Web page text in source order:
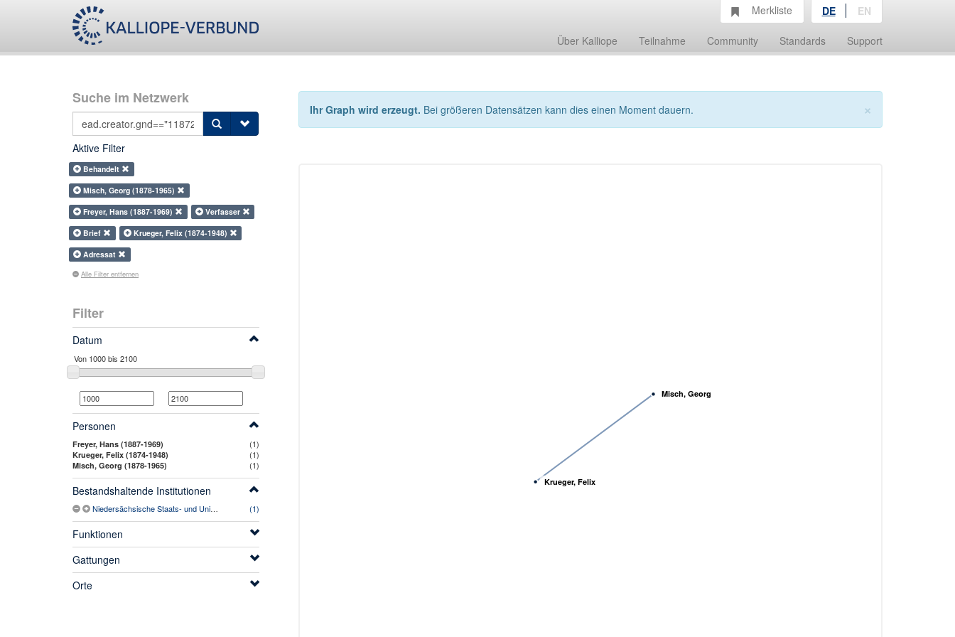
Über Kalliope Teilnahme Community Standards Support
Merkliste DE EN
Suche im Netzwerk
Aktive Filter
Behandelt
Misch, Georg (1878-1965)
Freyer, Hans (1887-1969)
Verfasser
Brief
Krueger, Felix (1874-1948)
Adressat
Alle Filter entfernen
Filter
Datum
Personen
Freyer, Hans (1887-1969) (1)
Krueger, Felix (1874-1948) (1)
Misch, Georg (1878-1965) (1)
Bestandshaltende Institutionen
Niedersächsische Staats- und Universitätsbibliothek Göttingen (1)
Funktionen
Gattungen
Orte
×
Ihr Graph wird erzeugt. Bei größeren Datensätzen kann dies einen Moment dauern.
Misch, Georg
Krueger, Felix